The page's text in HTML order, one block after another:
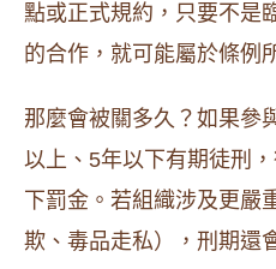
點或正式規約，只要不是
的合作，就可能屬於條例
那麼會被關多久？如果參
以上、5年以下有期徒刑
下罰金。若組織涉及更嚴
欺、毒品走私），刑期還